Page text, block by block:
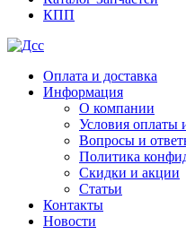
КПП
Оплата и доставка
Информация
О компании
Условия оплаты
Вопросы и
Политика
Скидки и акции
Статьи
Контакты
Новости